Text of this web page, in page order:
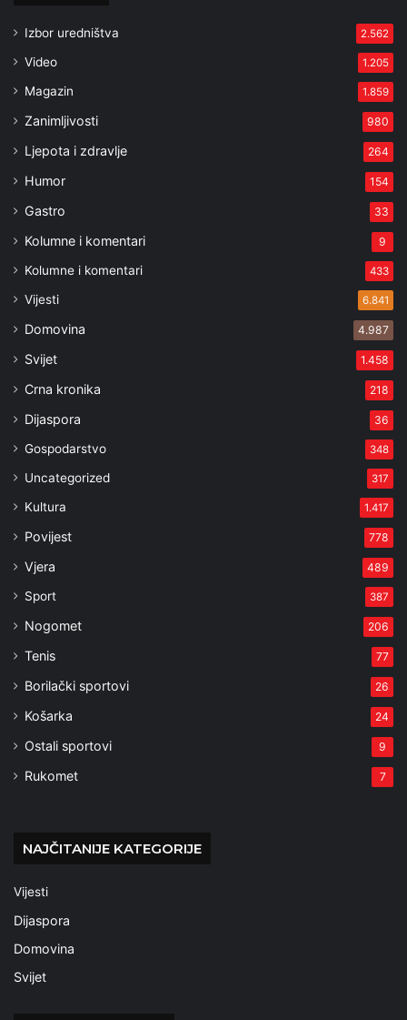
Izbor uredništva 2.562
Video 1.205
Magazin 1.859
Zanimljivosti 980
Ljepota i zdravlje 264
Humor 154
Gastro 33
Kolumne i komentari 9
Kolumne i komentari 433
Vijesti 6.841
Domovina 4.987
Svijet 1.458
Crna kronika 218
Dijaspora 36
Gospodarstvo 348
Uncategorized 317
Kultura 1.417
Povijest 778
Vjera 489
Sport 387
Nogomet 206
Tenis 77
Borilački sportovi 26
Košarka 24
Ostali sportovi 9
Rukomet 7
NAJČITANIJE KATEGORIJE
Vijesti
Dijaspora
Domovina
Svijet